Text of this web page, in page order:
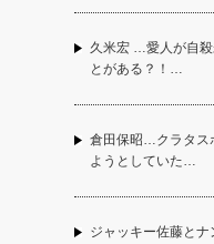
久米宏 …愛人が自
とがある？！…
倉田保昭…クラタス
ようとしていた…
ジャッキー佐藤と